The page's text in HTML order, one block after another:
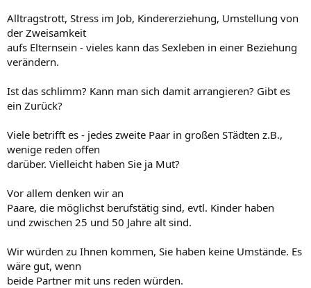
Alltragstrott, Stress im Job, Kindererziehung, Umstellung von
der Zweisamkeit
aufs Elternsein - vieles kann das Sexleben in einer Beziehung
verändern.
Ist das schlimm? Kann man sich damit arrangieren? Gibt es
ein Zurück?
Viele betrifft es - jedes zweite Paar in großen STädten z.B.,
wenige reden offen
darüber. Vielleicht haben Sie ja Mut?
Vor allem denken wir an
Paare, die möglichst berufstätig sind, evtl. Kinder haben
und zwischen 25 und 50 Jahre alt sind.
Wir würden zu Ihnen kommen, Sie haben keine Umstände. Es
wäre gut, wenn
beide Partner mit uns reden würden.